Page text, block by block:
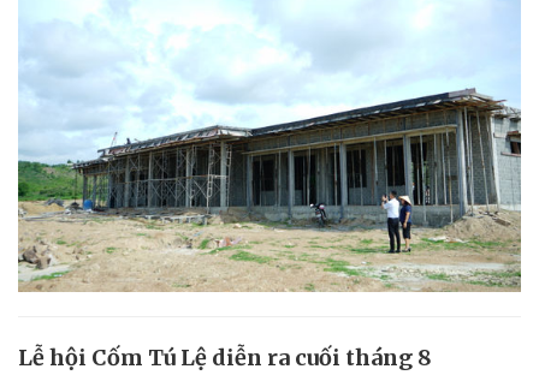
Lễ hội Cốm Tú Lệ diễn ra cuối tháng 8